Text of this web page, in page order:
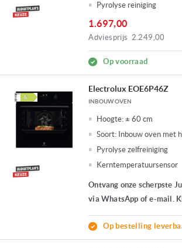
Pyrolyse reiniging
1.697,00
Adviesprijs 2.249,00
Op voorraad
Electrolux EOE6P46Z
INBOUW OVEN
Hoogte: ± 60 cm
Soort: Inbouw oven met
Pyrolyse zelfreiniging
Kerntemperatuursensor
Ontvang onze scherpste
via WhatsApp of e-mail.
Op bestelling